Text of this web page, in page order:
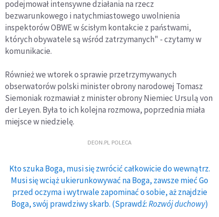
podejmował intensywne działania na rzecz
bezwarunkowego i natychmiastowego uwolnienia
inspektorów OBWE w ścisłym kontakcie z państwami,
których obywatele są wśród zatrzymanych" - czytamy w
komunikacie.
Również we wtorek o sprawie przetrzymywanych
obserwatorów polski minister obrony narodowej Tomasz
Siemoniak rozmawiał z minister obrony Niemiec Ursulą von
der Leyen. Była to ich kolejna rozmowa, poprzednia miała
miejsce w niedzielę.
DEON.PL POLECA
Kto szuka Boga, musi się zwrócić całkowicie do wewnątrz.
Musi się wciąż ukierunkowywać na Boga, zawsze mieć Go
przed oczyma i wytrwale zapominać o sobie, aż znajdzie
Boga, swój prawdziwy skarb. (Sprawdź:Rozwój duchowy)